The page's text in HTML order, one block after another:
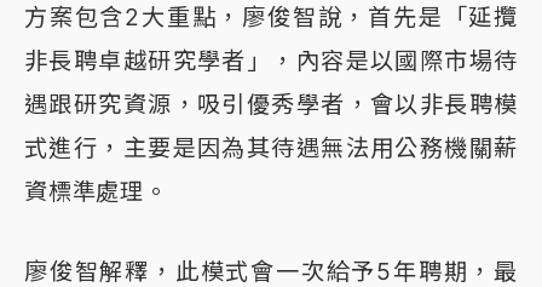
方案包含2大重點，廖俊智說，首先是「延攬
非長聘卓越研究學者」，內容是以國際市場待
遇跟研究資源，吸引優秀學者，會以非長聘模
式進行，主要是因為其待遇無法用公務機關薪
資標準處理。
廖俊智解釋，此模式會一次給予5年聘期，最